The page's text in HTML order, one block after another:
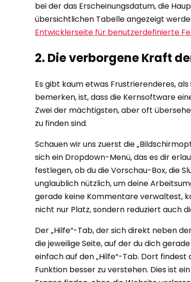
bei der das Erscheinungsdatum, die
übersichtlichen Tabelle angezeigt
Entwicklerseite für benutzerdefinierte
2. Die verborgene Kraft
Es gibt kaum etwas Frustrierenderes,
bemerken, ist, dass die Kernsoftware
Zwei der mächtigsten, aber oft
zu finden sind.
Schauen wir uns zuerst die
sich ein Dropdown-Menü, das es dir
festlegen, ob du die Vorschau-Box, die
unglaublich nützlich, um deine
gerade keine Kommentare verwaltest,
nicht nur Platz, sondern reduziert auch
Der „Hilfe“-Tab, der sich direkt neben
die jeweilige Seite, auf der du dich
einfach auf den „Hilfe“-Tab. Dort
Funktion besser zu verstehen. Dies ist